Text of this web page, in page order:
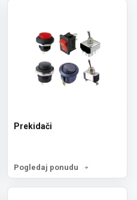
Prekidači
Pogledaj ponudu